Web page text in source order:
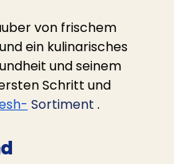
von frischem
ein kulinarisches
und seinem
Schritt und
Sortiment .